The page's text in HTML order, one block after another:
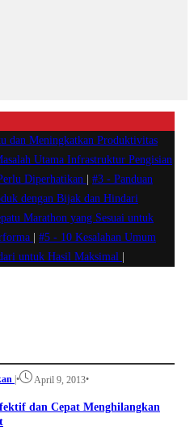
dan Meningkatkan Produktivitas
Utama Infrastruktur Pengisian
Diperhatikan
#3 - Panduan
dengan Bijak dan Hindari
Marathon yang Sesuai untuk
#5 - 10 Kesalahan Umum
untuk Hasil Maksimal
• April 9, 2013•
dan Cepat Menghilangkan